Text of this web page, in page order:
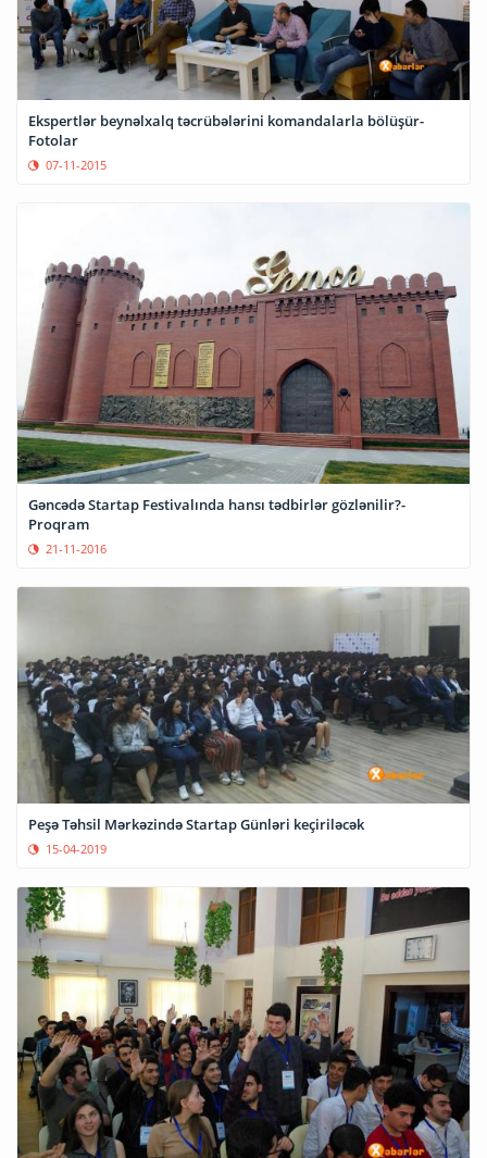
Ekspertlər beynəlxalq təcrübələrini komandalarla bölüşür-
Fotolar
07-11-2015
Gəncədə Startap Festivalında hansı tədbirlər gözlənilir?-
Proqram
21-11-2016
Peşə Təhsil Mərkəzində Startap Günləri keçiriləcək
15-04-2019